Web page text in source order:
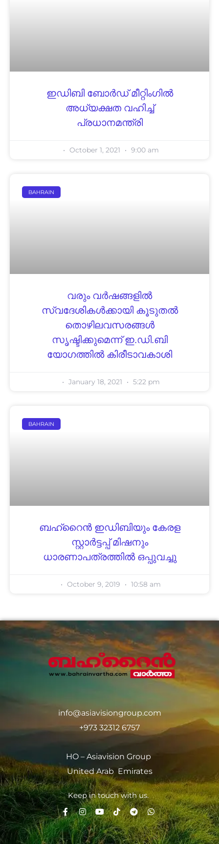
ഇഡിബി ബോർഡ് മീറ്റിംഗിൽ
അധ്യക്ഷത വഹിച്ച്
പ്രധാനമന്ത്രി
October 1, 2021 9:00 am
BAHRAIN
വരും വർഷങ്ങളിൽ
സ്വദേശികൾക്കായി കൂടുതൽ
തൊഴിലവസരങ്ങൾ
സൃഷ്ടിക്കുമെന്ന് ഇ.ഡി.ബി
യോഗത്തിൽ കിരീടാവകാശി
January 18, 2021 5:22 pm
BAHRAIN
ബഹ്‌റൈൻ ഇഡിബിയും കേരള
സ്റ്റാർട്ടപ്പ് മിഷനും
ധാരണാപത്രത്തിൽ ഒപ്പുവച്ചു
October 9, 2019 10:58 am
info@asiavisiongroup.com
+973 32312 6757
HO – Asiavision Group
United Arab Emirates
Keep in touch with us.